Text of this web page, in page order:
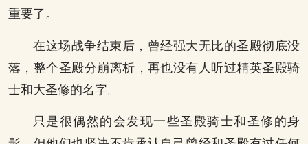
重要了。
在这场战争结束后，曾经强大无比的圣殿彻底没
落，整个圣殿分崩离析，再也没有人听过精英圣殿骑
士和大圣修的名字。
只是很偶然的会发现一些圣殿骑士和圣修的身